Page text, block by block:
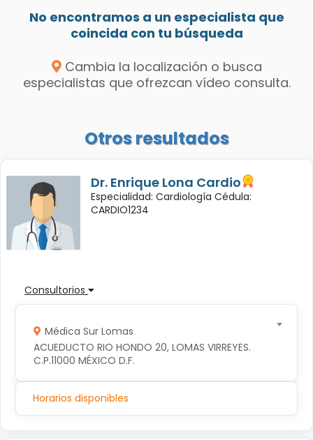
No encontramos a un especialista que
coincida con tu búsqueda
Cambia la localización o busca
especialistas que ofrezcan vídeo consulta.
Otros resultados
Dr. Enrique Lona Cardio
Especialidad: Cardiología Cédula:
CARDIO1234
Consultorios
Médica Sur Lomas
ACUEDUCTO RIO HONDO 20, LOMAS VIRREYES.
C.P.11000 MÉXICO D.F.
Horarios disponibles